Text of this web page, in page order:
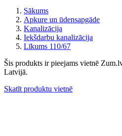
Sākums
Apkure un ūdensapgāde
Kanalizācija
Iekšdarbu kanalizācija
Līkums 110/67
Šis produkts ir pieejams vietnē
Latvijā.
Skatīt produktu vietnē